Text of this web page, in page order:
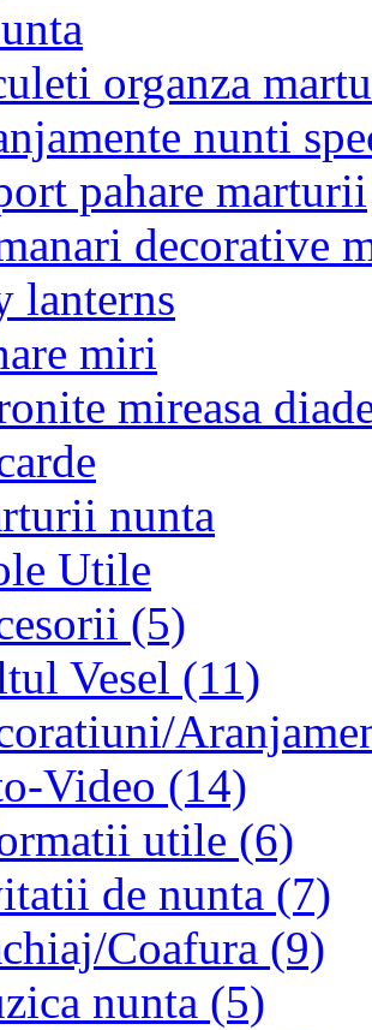
organza
nunti
pahare marturii
decorative
lanterns
miri
mireasa
nunta
Utile
(5)
Vesel (11)
Video (14)
utile (6)
de nunta (7)
Coafura (9)
nunta (5)